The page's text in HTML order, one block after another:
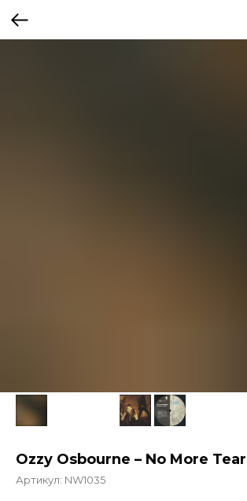
Ozzy Osbourne – No More
Артикул: NW1035